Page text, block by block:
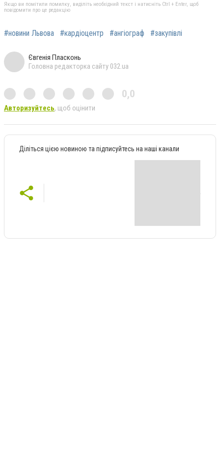
Якщо ви помітили помилку, виділіть необхідний текст і натисніть Ctrl + Enter, щоб
повідомити про це редакцію
#новини Львова #кардіоцентр #ангіограф #закупівлі
Євгенія Пласконь
Головна редакторка сайту 032.ua
0,0
Авторизуйтесь, щоб оцінити
Діліться цією новиною та підписуйтесь на наші канали